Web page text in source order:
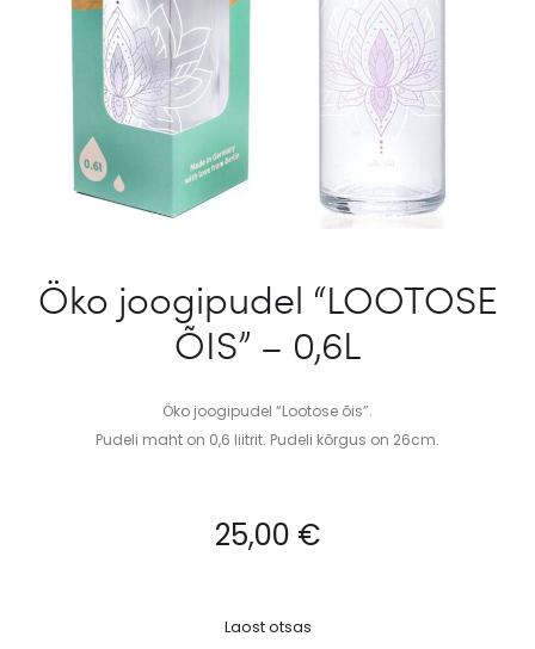
Öko joogipudel “LOOTOSE
ÕIS” – 0,6L
Öko joogipudel “Lootose õis”.
Pudeli maht on 0,6 liitrit. Pudeli kõrgus on 26cm.
25,00 €
Laost otsas